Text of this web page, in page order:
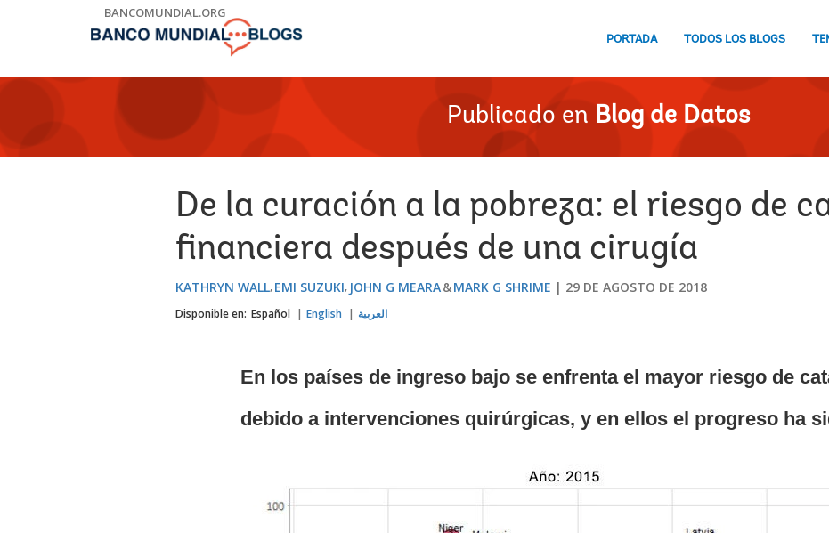
BANCOMUNDIAL.ORG
PORTADA TODOS LOS BLOGS
Publicado en Blog de Datos
De la curación a la pobreza: el riesgo de
financiera después de una cirugía
KATHRYN WALL EMI SUZUKI JOHN G MEARA MARK G SHRIME 29 DE AGOSTO DE 2018
Disponible en: Español English العربية
En los países de ingreso bajo se enfrenta el mayor riesgo de
debido a intervenciones quirúrgicas, y en ellos el progreso ha